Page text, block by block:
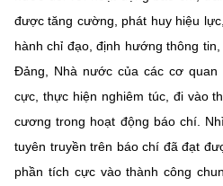
Năng lượng nguyên tử
Tin tổng hợp
Tin địa phương
Chuyển đổi số
Sở hữu trí tuệ
Tiêu chuẩn, đo lường, chất
Videos
Infographic
Ảnh
được tăng cường, phát huy hiệu
hành chỉ đạo, định hướng thông
Đảng, Nhà nước của các cơ quan
cực, thực hiện nghiêm túc, đi vào
cương trong hoạt động báo chí.
tuyên truyền trên báo chí đã đạt
phần tích cực vào thành công